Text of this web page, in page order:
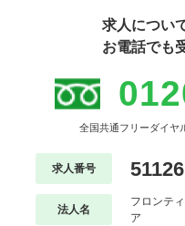
求人につい
お電話でも
全国共通フリーダイヤ
求人番号
法人名
フロンテ
ア